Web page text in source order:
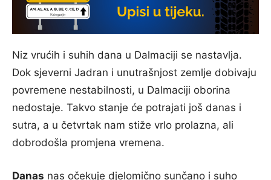
Niz vrućih i suhih dana u Dalmaciji se nastavlja.
Dok sjeverni Jadran i unutrašnjost zemlje dobivaju
povremene nestabilnosti, u Dalmaciji oborina
nedostaje. Takvo stanje će potrajati još danas i
sutra, a u četvrtak nam stiže vrlo prolazna, ali
dobrodošla promjena vremena.
Danas nas očekuje djelomično sunčano i suho